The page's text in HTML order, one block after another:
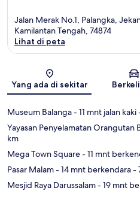
Jalan Merak No.1, Palangka,
Kamilantan Tengah, 74874
Lihat di peta
Yang ada di sekitar
Museum Balanga- 11 mnt jalan kaki
Yayasan Penyelamatan Orangutan
km
Mega Town Square- 11 mnt
Pasar Malam- 14 mnt berkendara-
Mesjid Raya Darussalam- 19 mnt